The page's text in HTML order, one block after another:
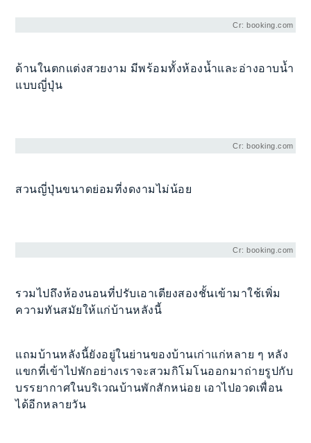
Cr: booking.com
ด้านในตกแต่งสวยงาม มีพร้อมทั้งห้องน้ำและอ่างอาบน้ำ
แบบญี่ปุ่น
Cr: booking.com
สวนญี่ปุ่นขนาดย่อมที่งดงามไม่น้อย
Cr: booking.com
รวมไปถึงห้องนอนที่ปรับเอาเตียงสองชั้นเข้ามาใช้เพิ่ม
ความทันสมัยให้แก่บ้านหลังนี้
แถมบ้านหลังนี้ยังอยู่ในย่านของบ้านเก่าแก่หลาย ๆ หลัง
แขกที่เข้าไปพักอย่างเราจะสวมกิโมโนออกมาถ่ายรูปกับ
บรรยากาศในบริเวณบ้านพักสักหน่อย เอาไปอวดเพื่อน
ได้อีกหลายวัน